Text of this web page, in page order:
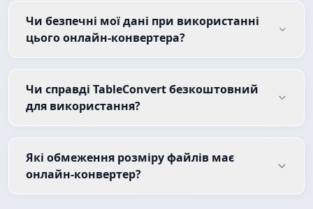
Чи безпечні мої дані при використанні
цього онлайн-конвертера?
Чи справді TableConvert безкоштовний
для використання?
Які обмеження розміру файлів має
онлайн-конвертер?